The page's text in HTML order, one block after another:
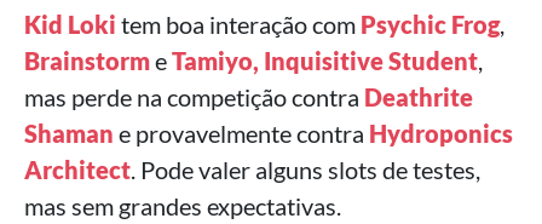
Kid Loki tem boa interação com Psychic Frog,
BrainstormeTamiyo, Inquisitive Student,
mas perde na competição contra Deathrite
Shaman e provavelmente contra Hydroponics
Architect. Pode valer alguns slots de testes,
mas sem grandes expectativas.